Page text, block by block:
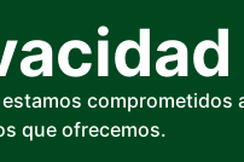
que ofrecemos.